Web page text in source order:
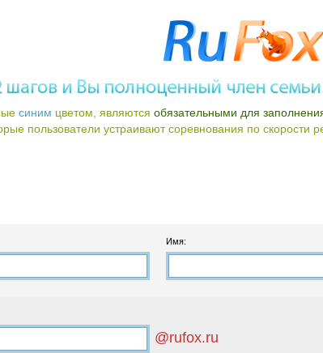
синим цветом, являются обязательными для
пользователи устраивают соревнования по скорости
Имя:
@rufox.ru